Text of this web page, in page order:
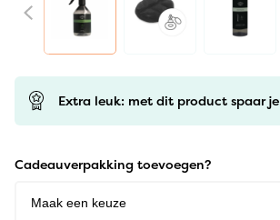
Extra leuk: met dit product spaar je
Cadeauverpakking toevoegen?